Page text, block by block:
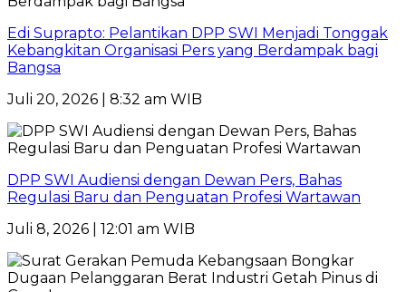
Edi Suprapto: Pelantikan DPP SWI Menjadi Tonggak
Kebangkitan Organisasi Pers yang Berdampak bagi
Bangsa
Juli 20, 2026 | 8:32 am WIB
DPP SWI Audiensi dengan Dewan Pers, Bahas
Regulasi Baru dan Penguatan Profesi Wartawan
Juli 8, 2026 | 12:01 am WIB